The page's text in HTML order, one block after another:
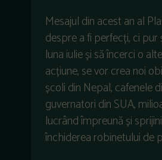
Mesajul din acest an al
despre a fi perfecți, ci
luna iulie și să încerci o
acțiune, se vor crea noi
școli din Nepal, cafenele
guvernatori din SUA,
lucrând împreună și
închiderea robinetului de